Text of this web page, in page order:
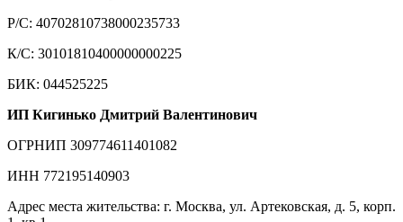
Р/С: 40702810738000235733
К/С: 30101810400000000225
БИК: 044525225
ИП Кигинько Дмитрий Валентинович
ОГРНИП 309774611401082
ИНН 772195140903
Адрес места жительства: г. Москва, ул. Артековская, д. 5, корп.